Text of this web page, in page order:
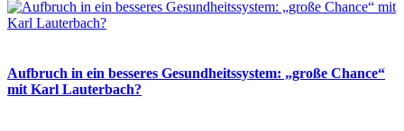
Aufbruch in ein besseres Gesundheitssystem: „große Chance“
mit Karl Lauterbach?